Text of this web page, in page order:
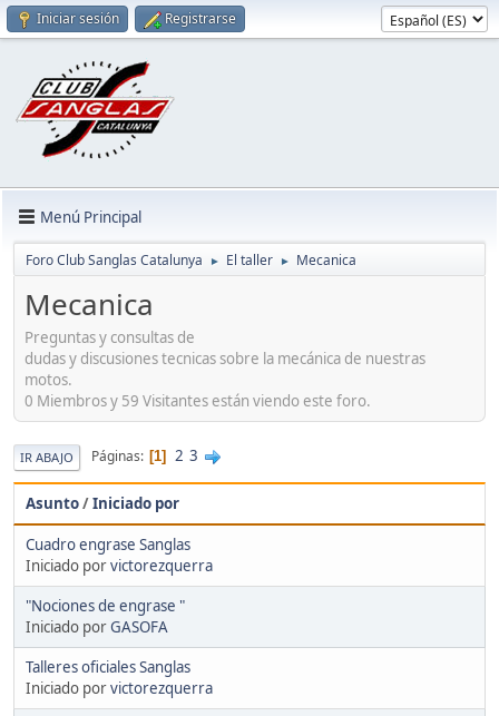
Iniciar sesión Registrarse
Menú Principal
Foro Club Sanglas Catalunya ► El taller ► Mecanica
Mecanica
Preguntas y consultas de
dudas y discusiones tecnicas sobre la mecánica de nuestras
motos.
0 Miembros y 59 Visitantes están viendo este foro.
IR ABAJO Páginas 1 2 3
Asunto/Iniciado por
Cuadro engrase Sanglas
Iniciado porvictorezquerra
"Nociones de engrase "
Iniciado porGASOFA
Talleres oficiales Sanglas
Iniciado porvictorezquerra